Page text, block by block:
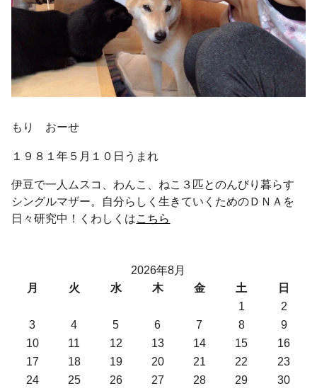
もり おーせ
１９８１年５月１０日うまれ
伊豆で一人ムスコ、わんこ、ねこ３匹とのんびり暮らす
シングルマザー。自分らしく生きていくためのＤＮＡを
日々研究中！くわしくはこちら
2026年8月
月
火 水 木 金 土
日
1
2
3
4 5 6 7 8
9
10
11 12 13 14 15
16
17
18 19 20 21 22
23
24
25 26 27 28 29
30